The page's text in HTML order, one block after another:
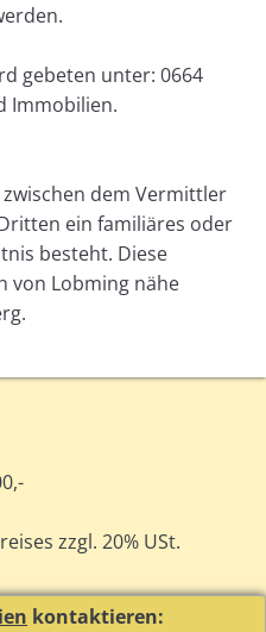
gebeten unter: 0664
Immobilien.
dem Vermittler
ein familiäres oder
besteht. Diese
von Lobming nähe
zzgl. 20% USt.
kontaktieren: